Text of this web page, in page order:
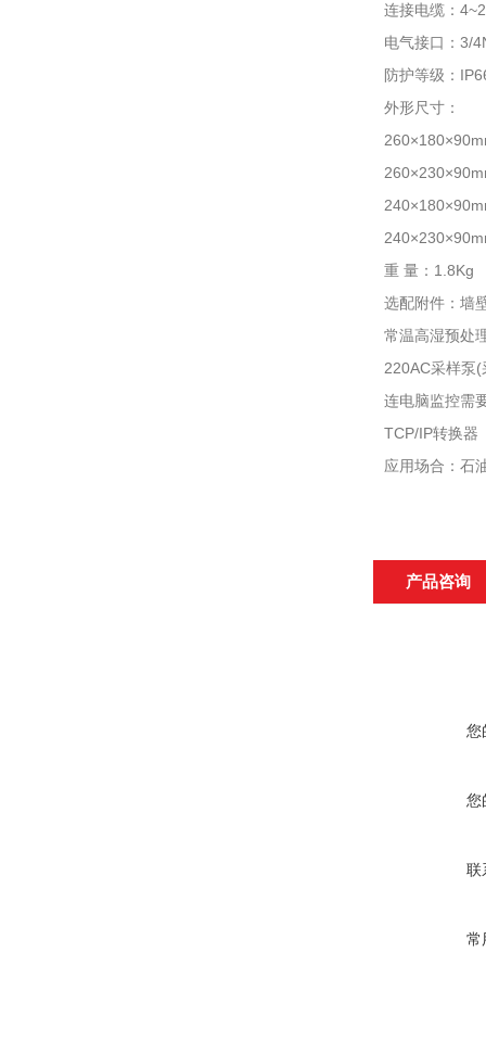
连接电缆：
电气接口：3/
防护等级：
外形尺寸：
重 量：1.8Kg
选配附件：墙
常温高湿预处
220AC采样泵
连电脑监控需
TCP/IP转换器
应用场合：石
产品咨询
您
您
联
常